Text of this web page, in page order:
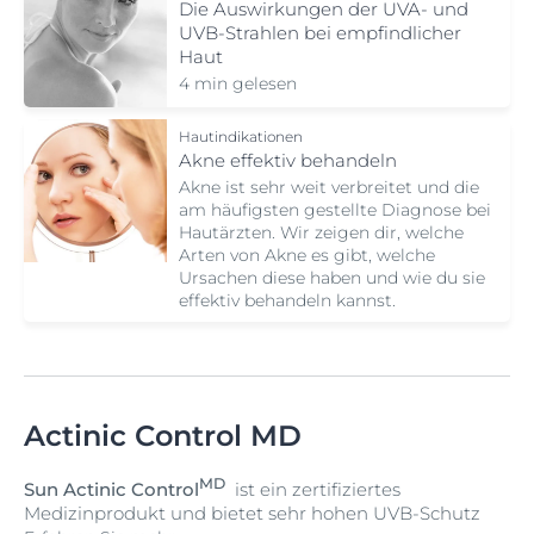
Die Auswirkungen der UVA- und
UVB-Strahlen bei empfindlicher
Haut
4 min gelesen
Hautindikationen
Akne effektiv behandeln
Akne ist sehr weit verbreitet und die
am häufigsten gestellte Diagnose bei
Hautärzten. Wir zeigen dir, welche
Arten von Akne es gibt, welche
Ursachen diese haben und wie du sie
effektiv behandeln kannst.
Actinic Control MD
Sun Actinic ControlMD ist ein zertifiziertes
Medizinprodukt und bietet sehr hohen UVB-Schutz